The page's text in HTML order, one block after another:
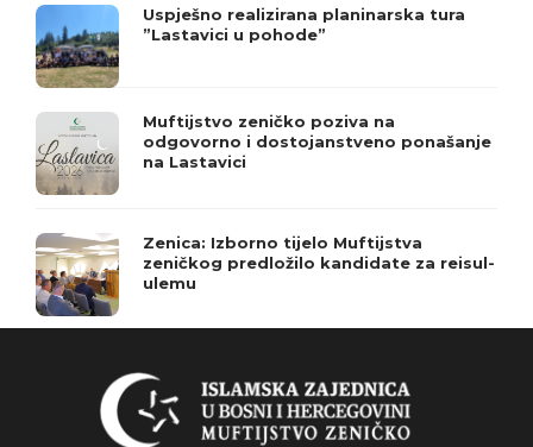
Uspješno realizirana planinarska tura
”Lastavici u pohode”
Muftijstvo zeničko poziva na
odgovorno i dostojanstveno ponašanje
na Lastavici
Zenica: Izborno tijelo Muftijstva
zeničkog predložilo kandidate za reisul-
ulemu